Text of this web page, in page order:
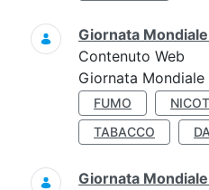
Giornata
Contenuto Web
Giornata
FUMO
TABACCO
Giornata